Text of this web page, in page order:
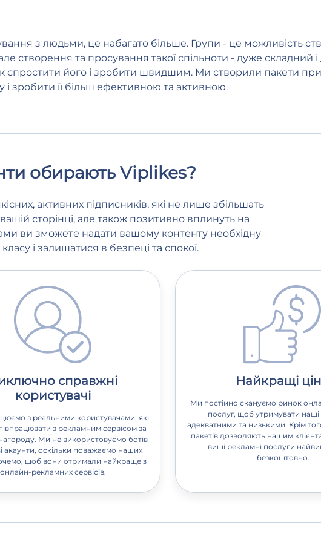
з людьми, це набагато більше. Групи - це можливість
створення та просування такої спільноти - дуже складний
його і зробити швидшим. Ми створили пакети
зробити її більш ефективною та активною.
обирають Viplikes?
активних підписників, які не лише збільшать
сторінці, але також позитивно вплинуть на
ви зможете надати вашому контенту необхідну
і залишатися в безпеці та спокої.
справжні
користувачі
з реальними користувачами, які
з рекламним сервісом за
Ми не використовуємо ботів
акаунти, оскільки поважаємо наших
хочемо, щоб вони отримали найкраще з
онлайн-рекламних сервісів.
Найкращі
Ми постійно скануємо ринок
послуг, щоб утримувати наші
адекватними та низькими. Крім
пакетів дозволяють нашим
вищі рекламні послуги
безкоштовно.